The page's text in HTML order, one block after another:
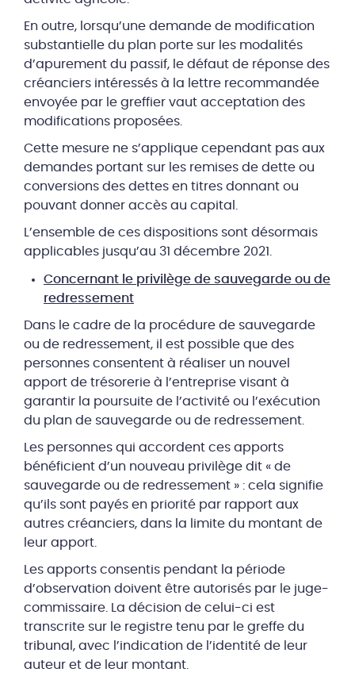
En outre, lorsqu’une demande de modification
substantielle du plan porte sur les modalités
d’apurement du passif, le défaut de réponse des
créanciers intéressés à la lettre recommandée
envoyée par le greffier vaut acceptation des
modifications proposées.
Cette mesure ne s’applique cependant pas aux
demandes portant sur les remises de dette ou
conversions des dettes en titres donnant ou
pouvant donner accès au capital.
L’ensemble de ces dispositions sont désormais
applicables jusqu’au 31 décembre 2021.
Concernant le privilège de sauvegarde ou de
redressement
Dans le cadre de la procédure de sauvegarde
ou de redressement, il est possible que des
personnes consentent à réaliser un nouvel
apport de trésorerie à l’entreprise visant à
garantir la poursuite de l’activité ou l’exécution
du plan de sauvegarde ou de redressement.
Les personnes qui accordent ces apports
bénéficient d’un nouveau privilège dit « de
sauvegarde ou de redressement » : cela signifie
qu’ils sont payés en priorité par rapport aux
autres créanciers, dans la limite du montant de
leur apport.
Les apports consentis pendant la période
d’observation doivent être autorisés par le juge-
commissaire. La décision de celui-ci est
transcrite sur le registre tenu par le greffe du
tribunal, avec l’indication de l’identité de leur
auteur et de leur montant.